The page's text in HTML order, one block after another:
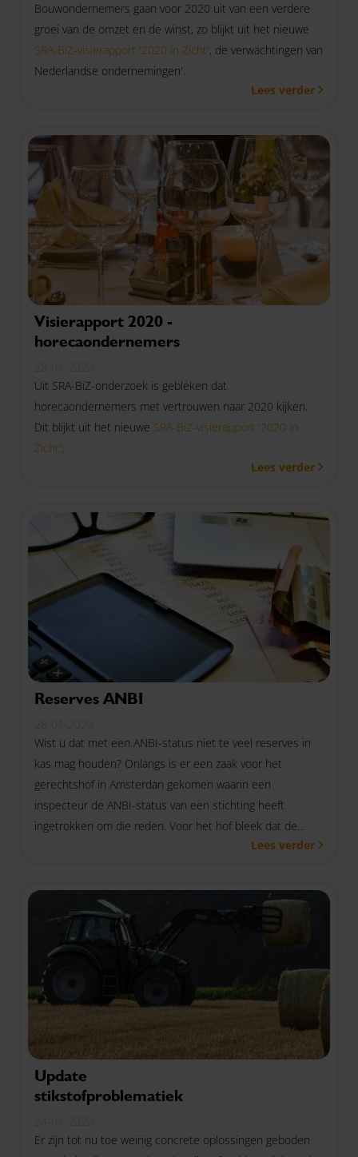
Bouwondernemers gaan voor 2020 uit van een verdere
groei van de omzet en de winst, zo blijkt uit het nieuwe
SRA-BiZ-visierapport '2020 in Zicht', de verwachtingen van
Nederlandse ondernemingen'.
Lees verder
Visierapport 2020 -
horecaondernemers
Uit SRA-BiZ-onderzoek is gebleken dat
horecaondernemers met vertrouwen naar 2020 kijken.
Dit blijkt uit het nieuwe SRA-BiZ-visierapport '2020 in
Zicht'.
Lees verder
Reserves ANBI
Wist u dat met een ANBI-status niet te veel reserves in
kas mag houden? Onlangs is er een zaak voor het
gerechtshof in Amsterdan gekomen waarin een
inspecteur de ANBI-status van een stichting heeft
ingetrokken om die reden. Voor het hof bleek dat de
stichting inderdaad over de nodige reserves beschikte,
de stichting. Dit is niet toegestaan.
Lees verder
Update
stikstofproblematiek
Er zijn tot nu toe weinig concrete oplossingen geboden